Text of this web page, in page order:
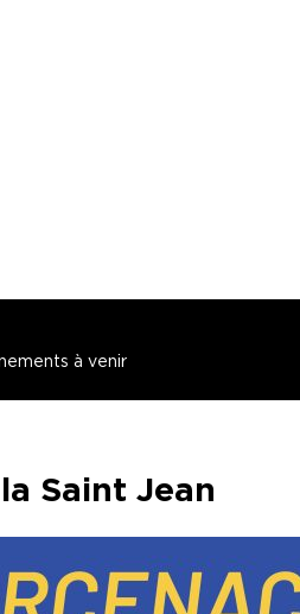
à venir
Saint Jean